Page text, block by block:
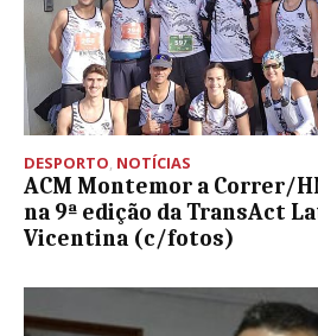
DESPORTO, NOTÍCIAS
ACM Montemor a Correr/
na 9ª edição da TransAct
Vicentina (c/fotos)